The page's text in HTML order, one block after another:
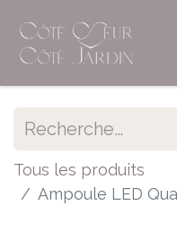
Tous les produits
Ampoule LED